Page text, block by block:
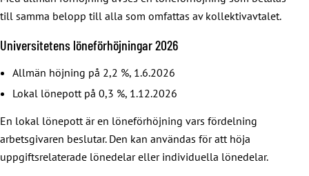
till samma belopp till alla som omfattas av kollektivavtalet.
Universitetens löneförhöjningar 2026
Allmän höjning på 2,2 %, 1.6.2026
Lokal lönepott på 0,3 %, 1.12.2026
En lokal lönepott är en löneförhöjning vars fördelning
arbetsgivaren beslutar. Den kan användas för att höja
uppgiftsrelaterade lönedelar eller individuella lönedelar.